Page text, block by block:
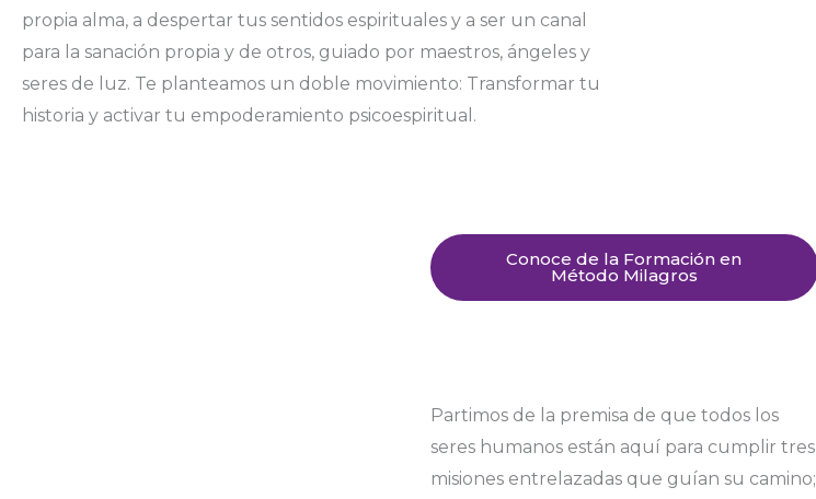
propia alma, a despertar tus sentidos espirituales y a ser un canal
para la sanación propia y de otros, guiado por maestros, ángeles y
seres de luz. Te planteamos un doble movimiento: Transformar tu
historia y activar tu empoderamiento psicoespiritual.
Conoce de la Formación en
Método Milagros
Partimos de la premisa de que todos los
seres humanos están aquí para cumplir tres
misiones entrelazadas que guían su camino;